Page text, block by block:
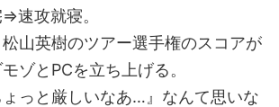
速攻就寝。
山英樹のツアー選手権のスコアが
ゾとPCを立ち上げる。
ょっと厳しいなあ…』なんて思いな